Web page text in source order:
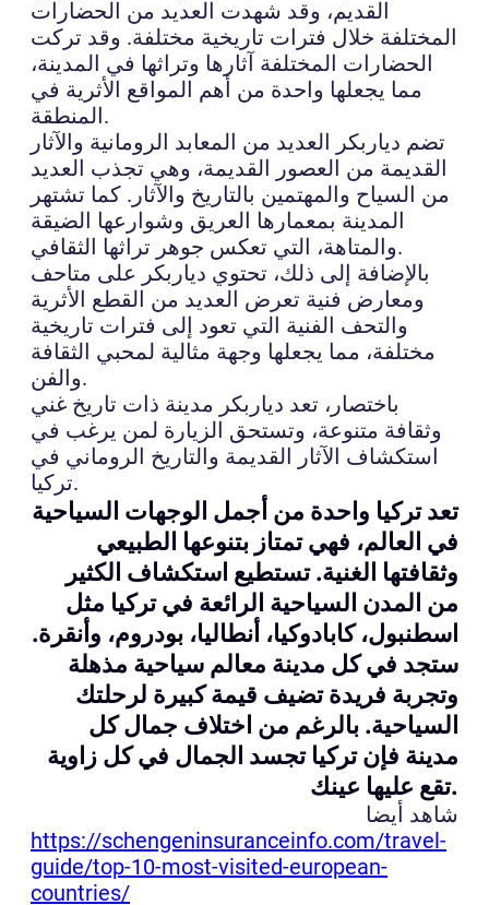
القديم، وقد شهدت العديد من الحضارات
المختلفة خلال فترات تاريخية مختلفة. وقد تركت
الحضارات المختلفة آثارها وتراثها في المدينة،
مما يجعلها واحدة من أهم المواقع الأثرية في
المنطقة.
تضم دياربكر العديد من المعابد الرومانية والآثار
القديمة من العصور القديمة، وهي تجذب العديد
من السياح والمهتمين بالتاريخ والآثار. كما تشتهر
المدينة بمعمارها العريق وشوارعها الضيقة
والمتاهة، التي تعكس جوهر تراثها الثقافي.
بالإضافة إلى ذلك، تحتوي دياربكر على متاحف
ومعارض فنية تعرض العديد من القطع الأثرية
والتحف الفنية التي تعود إلى فترات تاريخية
مختلفة، مما يجعلها وجهة مثالية لمحبي الثقافة
والفن.
باختصار، تعد دياربكر مدينة ذات تاريخ غني
وثقافة متنوعة، وتستحق الزيارة لمن يرغب في
استكشاف الآثار القديمة والتاريخ الروماني في
تركيا.
تعد تركيا واحدة من أجمل الوجهات السياحية
في العالم، فهي تمتاز بتنوعها الطبيعي
وثقافتها الغنية. تستطيع استكشاف الكثير
من المدن السياحية الرائعة في تركيا مثل
اسطنبول، كابادوكيا، أنطاليا، بودروم، وأنقرة.
ستجد في كل مدينة معالم سياحية مذهلة
وتجربة فريدة تضيف قيمة كبيرة لرحلتك
السياحية. بالرغم من اختلاف جمال كل
مدينة فإن تركيا تجسد الجمال في كل زاوية
تقع عليها عينك.
شاهد أيضا
https://schengeninsuranceinfo.com/travel-
guide/top-10-most-visited-european-
countries/